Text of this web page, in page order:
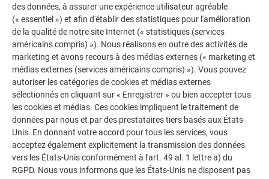
La galerie de références PREFA démontre la
polyvalence de l’aluminium. Découvrez d’autres projets
impressionnants avec les solutions en aluminium
durables de PREFA pour toitures, systèmes solaires et
façades.
VOIR DAVANTAGE DE RÉFÉRENCES
des données, à assurer une expérience utilisateur agréable
(« essentiel ») et afin d'établir des statistiques pour l'amélioration
de la qualité de notre site Internet (« statistiques (services
américains compris) »). Nous réalisons en outre des activités de
marketing et avons recours à des médias externes (« marketing et
médias externes (services américains compris) »). Vous pouvez
autoriser les catégories de cookies et médias externes
sélectionnés en cliquant sur « Enregistrer » ou bien accepter tous
les cookies et médias. Ces cookies impliquent le traitement de
données par nous et par des prestataires tiers basés aux États-
Unis. En donnant votre accord pour tous les services, vous
acceptez également explicitement la transmission des données
vers les États-Unis conformément à l'art. 49 al. 1 lettre a) du
RGPD. Nous vous informons que les États-Unis ne disposent pas